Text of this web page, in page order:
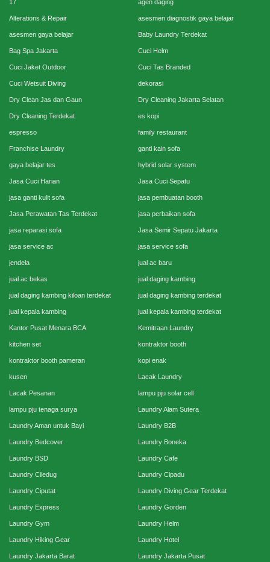
17 agen daging
Alterations & Repair asesmen diagnostik gaya belajar
asesmen gaya belajar Baby Laundry Terdekat
Bag Spa Jakarta Cuci Helm
Cuci Jaket Outdoor Cuci Tas Branded
Cuci Wetsuit Diving dekorasi
Dry Clean Jas dan Gaun Dry Cleaning Jakarta Selatan
Dry Cleaning Terdekat es kopi
espresso family restaurant
Franchise Laundry ganti kain sofa
gaya belajar tes hybrid solar system
Jasa Cuci Harian Jasa Cuci Sepatu
jasa ganti kulit sofa jasa pembuatan booth
Jasa Perawatan Tas Terdekat jasa perbaikan sofa
jasa reparasi sofa Jasa Semir Sepatu Jakarta
jasa service ac jasa service sofa
jendela jual ac baru
jual ac bekas jual daging kambing
jual daging kambing kiloan terdekat jual daging kambing terdekat
jual kepala kambing jual kepala kambing terdekat
Kantor Pusat Menara BCA Kemitraan Laundry
kitchen set kontraktor booth
kontraktor booth pameran kopi enak
kusen Lacak Laundry
Lacak Pesanan lampu pju solar cell
lampu pju tenaga surya Laundry Alam Sutera
Laundry Aman untuk Bayi Laundry B2B
Laundry Bedcover Laundry Boneka
Laundry BSD Laundry Cafe
Laundry Ciledug Laundry Cipadu
Laundry Ciputat Laundry Diving Gear Terdekat
Laundry Express Laundry Gorden
Laundry Gym Laundry Helm
Laundry Hiking Gear Laundry Hotel
Laundry Jakarta Barat Laundry Jakarta Pusat